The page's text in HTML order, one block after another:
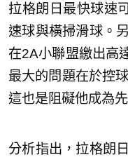
拉格朗日最快球速
速球與橫掃滑球。
在2A小聯盟繳出高
最大的問題在於控
這也是阻礙他成為
分析指出，拉格朗